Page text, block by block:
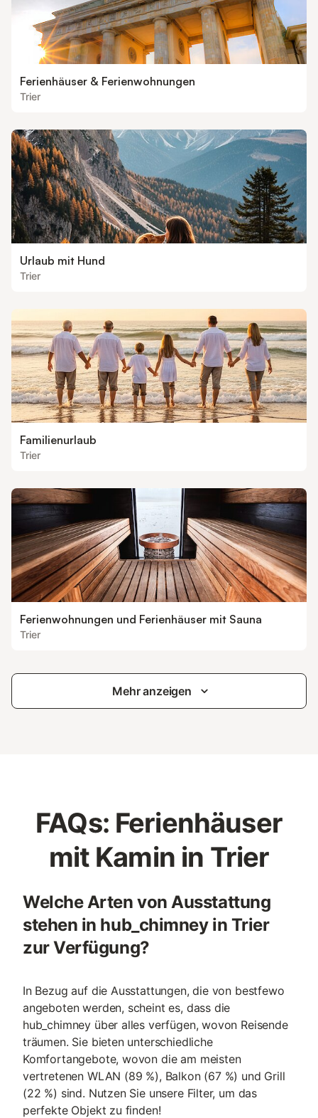
Ferienhäuser & Ferienwohnungen
Trier
Urlaub mit Hund
Trier
Familienurlaub
Trier
Ferienwohnungen und Ferienhäuser mit Sauna
Trier
Mehr anzeigen
FAQs: Ferienhäuser
mit Kamin in Trier
Welche Arten von Ausstattung
stehen in hub_chimney in Trier
zur Verfügung?
In Bezug auf die Ausstattungen, die von bestfewo
angeboten werden, scheint es, dass die
hub_chimney über alles verfügen, wovon Reisende
träumen. Sie bieten unterschiedliche
Komfortangebote, wovon die am meisten
vertretenen WLAN (89 %), Balkon (67 %) und Grill
(22 %) sind. Nutzen Sie unsere Filter, um das
perfekte Objekt zu finden!